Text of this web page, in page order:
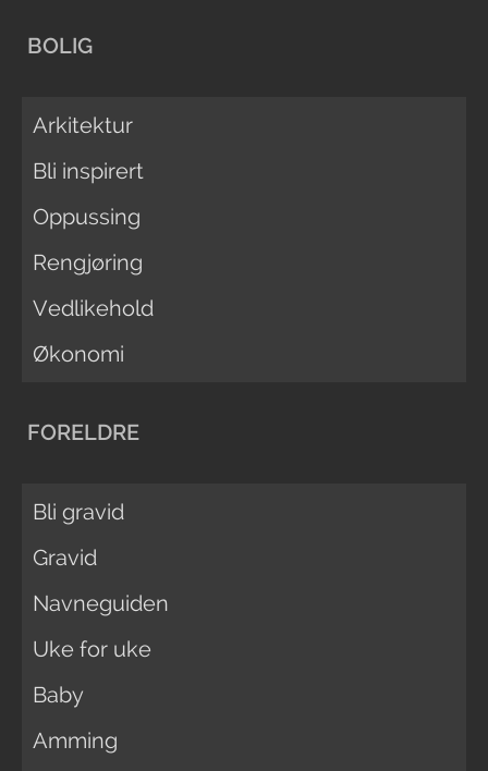
BOLIG
Arkitektur
Bli inspirert
Oppussing
Rengjøring
Vedlikehold
Økonomi
FORELDRE
Bli gravid
Gravid
Navneguiden
Uke for uke
Baby
Amming